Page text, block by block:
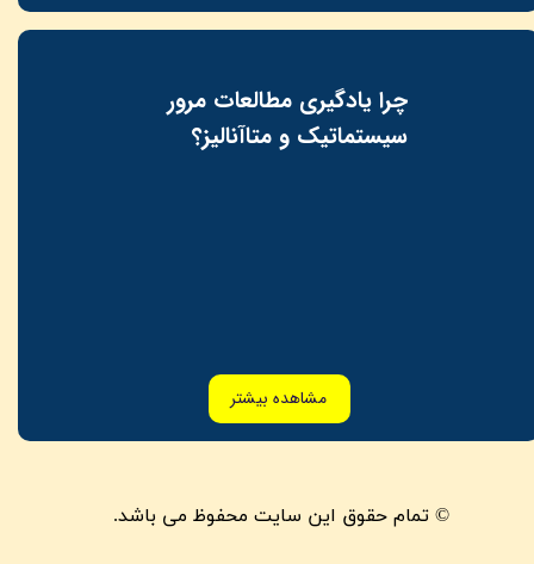
چرا یادگیری مطالعات مرور
سیستماتیک و متاآنالیز؟​​​​​​​
مشاهده بیشتر
© تمام حقوق این سایت محفوظ می باشد.